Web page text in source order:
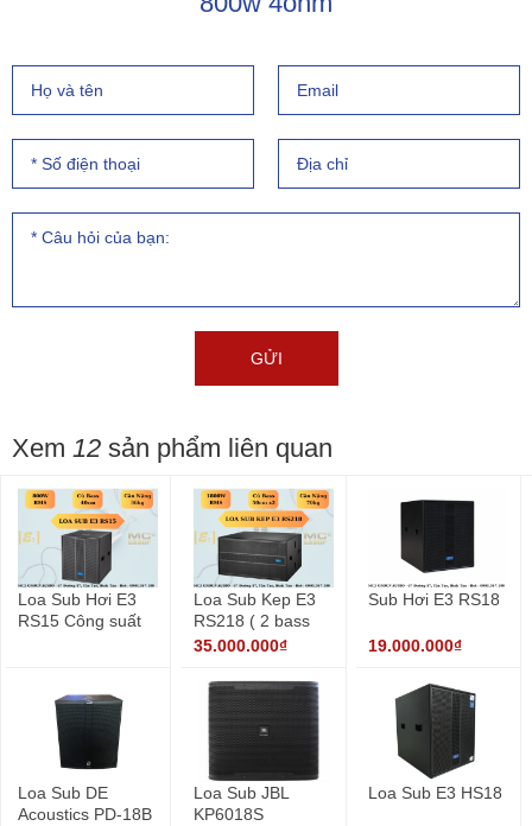
Xem 12 sản phẩm liên quan
Loa Sub Hơi E3
RS15 Công suất
Loa Sub Kep E3
RS218 ( 2 bass
50cm )
35.000.000₫
Sub Hơi E3 RS18
19.000.000₫
Loa Sub DE
Acoustics PD-18B
Loa Sub JBL
KP6018S
Loa Sub E3 HS18